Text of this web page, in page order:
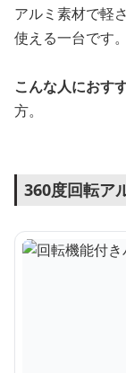
アルミ素材で軽
使える一台です。
こんな人におす
方。
360度回転ア